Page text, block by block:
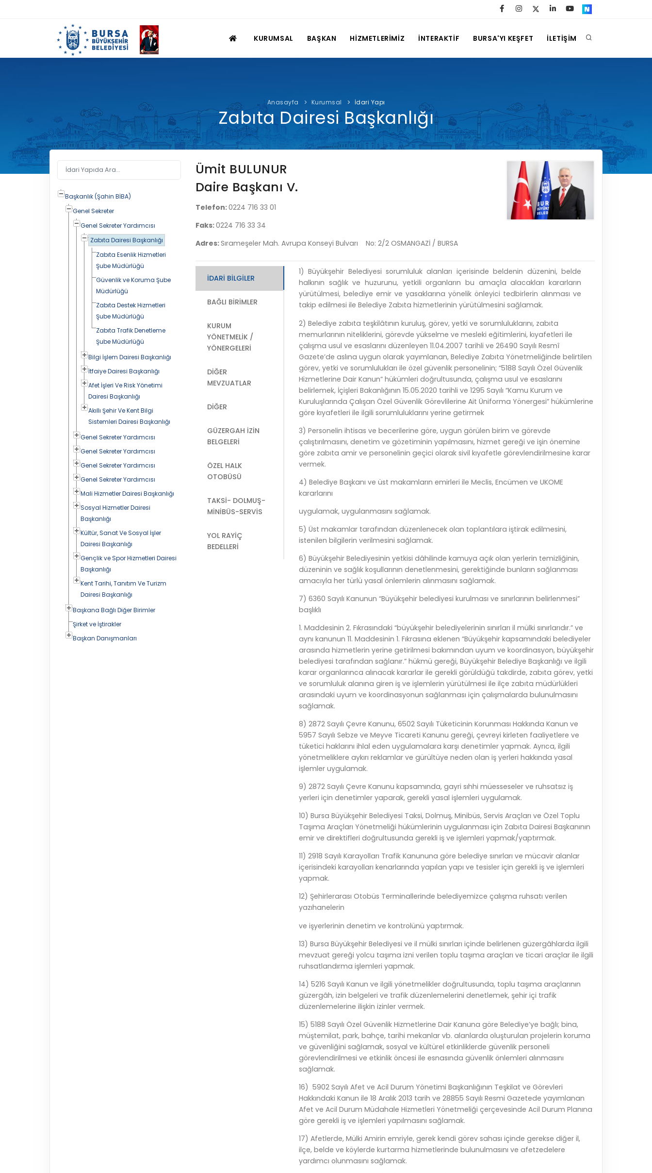
KURUMSAL BAŞKAN HİZMETLERİMİZ İNTERAKTİF BURSA'YI KEŞFET İLETİŞİM
Anasayfa Kurumsal İdari Yapı
Zabıta Dairesi Başkanlığı
Başkanlık (Şahin BİBA)
Genel Sekreter
Genel Sekreter Yardımcısı
Zabıta Dairesi Başkanlığı
Zabıta Esenlik Hizmetleri
Şube Müdürlüğü
Güvenlik ve Koruma Şube
Müdürlüğü
Zabıta Destek Hizmetleri
Şube Müdürlüğü
Zabıta Trafik Denetleme
Şube Müdürlüğü
Bilgi İşlem Dairesi Başkanlığı
İtfaiye Dairesi Başkanlığı
Afet İşleri Ve Risk Yönetimi
Dairesi Başkanlığı
Akıllı Şehir Ve Kent Bilgi
Sistemleri Dairesi Başkanlığı
Genel Sekreter Yardımcısı
Genel Sekreter Yardımcısı
Genel Sekreter Yardımcısı
Genel Sekreter Yardımcısı
Mali Hizmetler Dairesi Başkanlığı
Sosyal Hizmetler Dairesi
Başkanlığı
Kültür, Sanat Ve Sosyal İşler
Dairesi Başkanlığı
Gençlik ve Spor Hizmetleri Dairesi
Başkanlığı
Kent Tarihi, Tanıtım Ve Turizm
Dairesi Başkanlığı
Başkana Bağlı Diğer Birimler
Şirket ve İştirakler
Başkan Danışmanları
Ümit BULUNUR
Daire Başkanı V.
Telefon:0224 716 33 01
Faks:0224 716 33 34
Adres:Sırameşeler Mah. Avrupa Konseyi Bulvarı No: 2/2 OSMANGAZİ / BURSA
İDARI BILGILER
BAĞLI BIRIMLER
KURUM
YÖNETMELIK /
YÖNERGELERI
DIĞER
MEVZUATLAR
DIĞER
GÜZERGAH İZIN
BELGELERI
ÖZEL HALK
OTOBÜSÜ
TAKSI- DOLMUŞ-
MINIBÜS-SERVIS
YOL RAYIÇ
BEDELLERI
1) Büyükşehir Belediyesi sorumluluk alanları içerisinde beldenin düzenini, belde
halkının sağlık ve huzurunu, yetkili organların bu amaçla alacakları kararların
yürütülmesi, belediye emir ve yasaklarına yönelik önleyici tedbirlerin alınması ve
takip edilmesi ile Belediye Zabıta hizmetlerinin yürütülmesini sağlamak.
2) Belediye zabıta teşkilâtının kuruluş, görev, yetki ve sorumluluklarını, zabıta
memurlarının niteliklerini, görevde yükselme ve mesleki eğitimlerini, kıyafetleri ile
çalışma usul ve esaslarını düzenleyen 11.04.2007 tarihli ve 26490 Sayılı Resmî
Gazete’de aslına uygun olarak yayımlanan, Belediye Zabıta Yönetmeliğinde belirtilen
görev, yetki ve sorumlulukları ile özel güvenlik personelinin; “5188 Sayılı Özel Güvenlik
Hizmetlerine Dair Kanun” hükümleri doğrultusunda, çalışma usul ve esaslarını
belirlemek, İçişleri Bakanlığının 15.05.2020 tarihli ve 1295 Sayılı “Kamu Kurum ve
Kuruluşlarında Çalışan Özel Güvenlik Görevlilerine Ait Üniforma Yönergesi” hükümlerine
göre kıyafetleri ile ilgili sorumluluklarını yerine getirmek
3) Personelin ihtisas ve becerilerine göre, uygun görülen birim ve görevde
çalıştırılmasını, denetim ve gözetiminin yapılmasını, hizmet gereği ve işin önemine
göre zabıta amir ve personelinin geçici olarak sivil kıyafetle görevlendirilmesine karar
vermek.
4) Belediye Başkanı ve üst makamların emirleri ile Meclis, Encümen ve UKOME
kararlarını
uygulamak, uygulanmasını sağlamak.
5) Üst makamlar tarafından düzenlenecek olan toplantılara iştirak edilmesini,
istenilen bilgilerin verilmesini sağlamak.
6) Büyükşehir Belediyesinin yetkisi dâhilinde kamuya açık olan yerlerin temizliğinin,
düzeninin ve sağlık koşullarının denetlenmesini, gerektiğinde bunların sağlanması
amacıyla her türlü yasal önlemlerin alınmasını sağlamak.
7) 6360 Sayılı Kanunun “Büyükşehir belediyesi kurulması ve sınırlarının belirlenmesi”
başlıklı
1. Maddesinin 2. Fıkrasındaki “büyükşehir belediyelerinin sınırları il mülki sınırlarıdır.” ve
aynı kanunun 11. Maddesinin 1. Fıkrasına eklenen “Büyükşehir kapsamındaki belediyeler
arasında hizmetlerin yerine getirilmesi bakımından uyum ve koordinasyon, büyükşehir
belediyesi tarafından sağlanır.” hükmü gereği, Büyükşehir Belediye Başkanlığı ve ilgili
karar organlarınca alınacak kararlar ile gerekli görüldüğü takdirde, zabıta görev, yetki
ve sorumluluk alanına giren iş ve işlemlerin yürütülmesi ile ilçe zabıta müdürlükleri
arasındaki uyum ve koordinasyonun sağlanması için çalışmalarda bulunulmasını
sağlamak.
8) 2872 Sayılı Çevre Kanunu, 6502 Sayılı Tüketicinin Korunması Hakkında Kanun ve
5957 Sayılı Sebze ve Meyve Ticareti Kanunu gereği, çevreyi kirleten faaliyetlere ve
tüketici haklarını ihlal eden uygulamalara karşı denetimler yapmak. Ayrıca, ilgili
yönetmeliklere aykırı reklamlar ve gürültüye neden olan iş yerleri hakkında yasal
işlemler uygulamak.
9) 2872 Sayılı Çevre Kanunu kapsamında, gayri sıhhi müesseseler ve ruhsatsız iş
yerleri için denetimler yaparak, gerekli yasal işlemleri uygulamak.
10) Bursa Büyükşehir Belediyesi Taksi, Dolmuş, Minibüs, Servis Araçları ve Özel Toplu
Taşıma Araçları Yönetmeliği hükümlerinin uygulanması için Zabıta Dairesi Başkanının
emir ve direktifleri doğrultusunda gerekli iş ve işlemleri yapmak/yaptırmak.
11) 2918 Sayılı Karayolları Trafik Kanununa göre belediye sınırları ve mücavir alanlar
içerisindeki karayolları kenarlarında yapılan yapı ve tesisler için gerekli iş ve işlemleri
yapmak.
12) Şehirlerarası Otobüs Terminallerinde belediyemizce çalışma ruhsatı verilen
yazıhanelerin
ve işyerlerinin denetim ve kontrolünü yaptırmak.
13) Bursa Büyükşehir Belediyesi ve il mülki sınırları içinde belirlenen güzergâhlarda ilgili
mevzuat gereği yolcu taşıma izni verilen toplu taşıma araçları ve ticari araçlar ile ilgili
ruhsatlandırma işlemleri yapmak.
14) 5216 Sayılı Kanun ve ilgili yönetmelikler doğrultusunda, toplu taşıma araçlarının
güzergâh, izin belgeleri ve trafik düzenlemelerini denetlemek, şehir içi trafik
düzenlemelerine ilişkin izinler vermek.
15) 5188 Sayılı Özel Güvenlik Hizmetlerine Dair Kanuna göre Belediye’ye bağlı; bina,
müştemilat, park, bahçe, tarihi mekanlar vb. alanlarda oluşturulan projelerin koruma
ve güvenliğini sağlamak, sosyal ve kültürel etkinliklerde güvenlik personeli
görevlendirilmesi ve etkinlik öncesi ile esnasında güvenlik önlemleri alınmasını
sağlamak.
16) 5902 Sayılı Afet ve Acil Durum Yönetimi Başkanlığının Teşkilat ve Görevleri
Hakkındaki Kanun ile 18 Aralık 2013 tarih ve 28855 Sayılı Resmi Gazetede yayımlanan
Afet ve Acil Durum Müdahale Hizmetleri Yönetmeliği çerçevesinde Acil Durum Planına
göre gerekli iş ve işlemleri yapılmasını sağlamak.
17) Afetlerde, Mülki Amirin emriyle, gerek kendi görev sahası içinde gerekse diğer il,
ilçe, belde ve köylerde kurtarma hizmetlerinde bulunulmasını ve afetzedelere
yardımcı olunmasını sağlamak.